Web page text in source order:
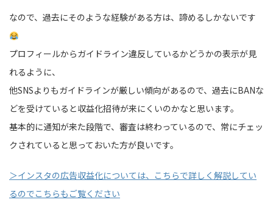
なので、過去にそのような経験がある方は、諦めるしかないです
プロフィールからガイドライン違反しているかどうかの表示が見
れるように、
他SNSよりもガイドラインが厳しい傾向があるので、過去にBANな
どを受けていると収益化招待が来にくいのかなと思います。
基本的に通知が来た段階で、審査は終わっているので、常にチェッ
クされていると思っておいた方が良いです。
＞インスタの広告収益化については、こちらで詳しく解説してい
るのでこちらもご覧ください